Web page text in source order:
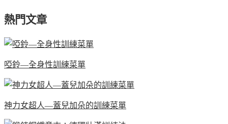
熱門文章
啞鈴—全身性訓練菜單
神力女超人—蓋兒加朵的訓練菜單